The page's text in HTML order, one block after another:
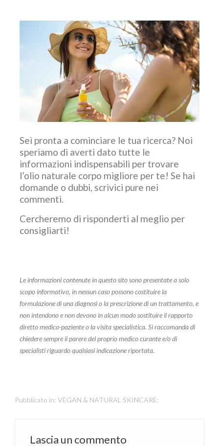
Sei pronta a cominciare le tua ricerca? Noi
speriamo di averti dato tutte le
informazioni indispensabili per trovare
l’olio naturale corpo migliore per te! Se hai
domande o dubbi, scrivici pure nei
commenti.
Cercheremo di risponderti al meglio per
consigliarti!
Le informazioni contenute in questo sito sono presentate a solo
scopo informativo, in nessun caso possono costituire la
formulazione di una diagnosi o la prescrizione di un trattamento, e
non intendono e non devono in alcun modo sostituire il rapporto
diretto medico-paziente o la visita specialistica. Si raccomanda di
chiedere sempre il parere del proprio medico curante e/o di
specialisti riguardo qualsiasi indicazione riportata.
Pubblicato in: VEGAN & NATURAL SKINCARE:
Lascia un commento